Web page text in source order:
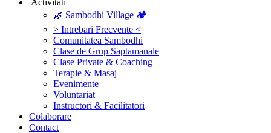
‎ ‎Activitati‎
🌿 Sambodhi Village 🏕️
> Intrebari Frecvente <
Comunitatea Sambodhi
Clase de Grup Saptamanale
Clase Private & Coaching
Terapie & Masaj
‎Evenimente
Voluntariat
‏‏‎Instructori & Facilitatori
Colaborare
Contact